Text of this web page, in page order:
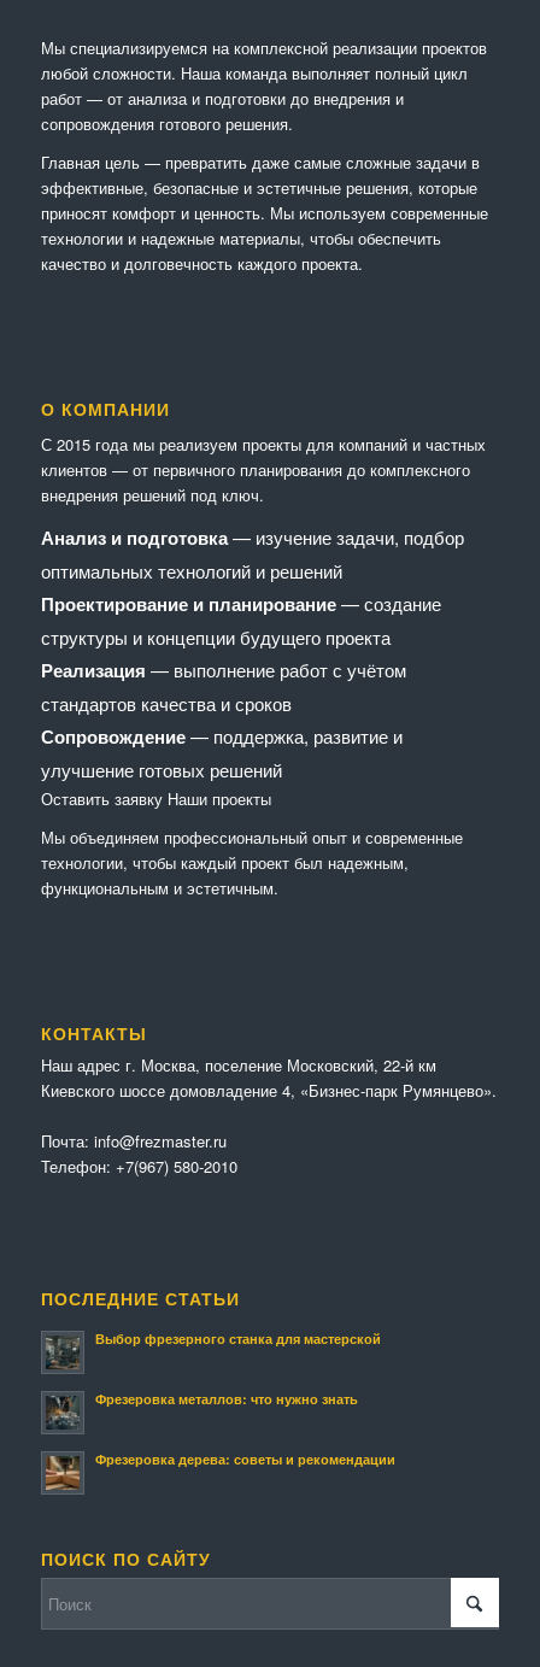
Мы специализируемся на комплексной реализации проектов
любой сложности. Наша команда выполняет полный цикл
работ — от анализа и подготовки до внедрения и
сопровождения готового решения.
Главная цель — превратить даже самые сложные задачи в
эффективные, безопасные и эстетичные решения, которые
приносят комфорт и ценность. Мы используем современные
технологии и надежные материалы, чтобы обеспечить
качество и долговечность каждого проекта.
О КОМПАНИИ
С 2015 года мы реализуем проекты для компаний и частных
клиентов — от первичного планирования до комплексного
внедрения решений под ключ.
Анализ и подготовка— изучение задачи, подбор
оптимальных технологий и решений
Проектирование и планирование— создание
структуры и концепции будущего проекта
Реализация — выполнение работ с учётом
стандартов качества и сроков
Сопровождение— поддержка, развитие и
улучшение готовых решений
Оставить заявку Наши проекты
Мы объединяем профессиональный опыт и современные
технологии, чтобы каждый проект был надежным,
функциональным и эстетичным.
КОНТАКТЫ
Наш адрес г. Москва, поселение Московский, 22-й км
Киевского шоссе домовладение 4, «Бизнес-парк Румянцево».
Почта: info@frezmaster.ru
Телефон: +7(967) 580-2010
ПОСЛЕДНИЕ СТАТЬИ
Выбор фрезерного станка для мастерской
Фрезеровка металлов: что нужно знать
Фрезеровка дерева: советы и рекомендации
ПОИСК ПО САЙТУ